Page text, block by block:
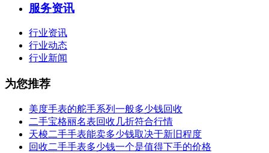
服务资讯
行业资讯
行业动态
行业新闻
为您推荐
美度手表的舵手系列一般多少钱回收
二手宝格丽名表回收几折符合行情
天梭二手手表能卖多少钱取决于新旧程度
回收二手手表多少钱一个是值得下手的价格